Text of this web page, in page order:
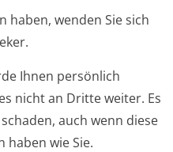
haben, wenden Sie sich
Ihnen persönlich
nicht an Dritte weiter. Es
auch wenn diese
haben wie Sie.